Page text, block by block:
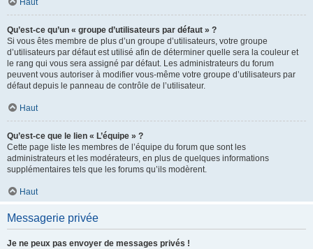
Haut
Qu’est-ce qu’un « groupe d’utilisateurs par défaut » ?
Si vous êtes membre de plus d’un groupe d’utilisateurs, votre groupe
d’utilisateurs par défaut est utilisé afin de déterminer quelle sera la couleur et
le rang qui vous sera assigné par défaut. Les administrateurs du forum
peuvent vous autoriser à modifier vous-même votre groupe d’utilisateurs par
défaut depuis le panneau de contrôle de l’utilisateur.
Haut
Qu’est-ce que le lien « L’équipe » ?
Cette page liste les membres de l’équipe du forum que sont les
administrateurs et les modérateurs, en plus de quelques informations
supplémentaires tels que les forums qu’ils modèrent.
Haut
Messagerie privée
Je ne peux pas envoyer de messages privés !